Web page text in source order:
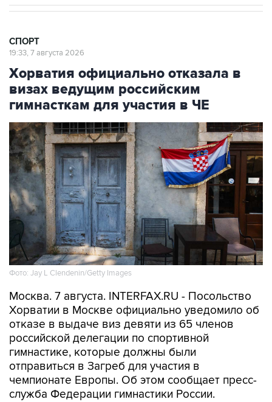
СПОРТ
19:33, 7 августа 2026
Хорватия официально отказала в
визах ведущим российским
гимнасткам для участия в ЧЕ
Фото: Jay L Clendenin/Getty Images
Москва. 7 августа. INTERFAX.RU - Посольство
Хорватии в Москве официально уведомило об
отказе в выдаче виз девяти из 65 членов
российской делегации по спортивной
гимнастике, которые должны были
отправиться в Загреб для участия в
чемпионате Европы. Об этом сообщает пресс-
служба Федерации гимнастики России.